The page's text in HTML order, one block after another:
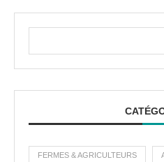
FERMES & AGRICULTEURS